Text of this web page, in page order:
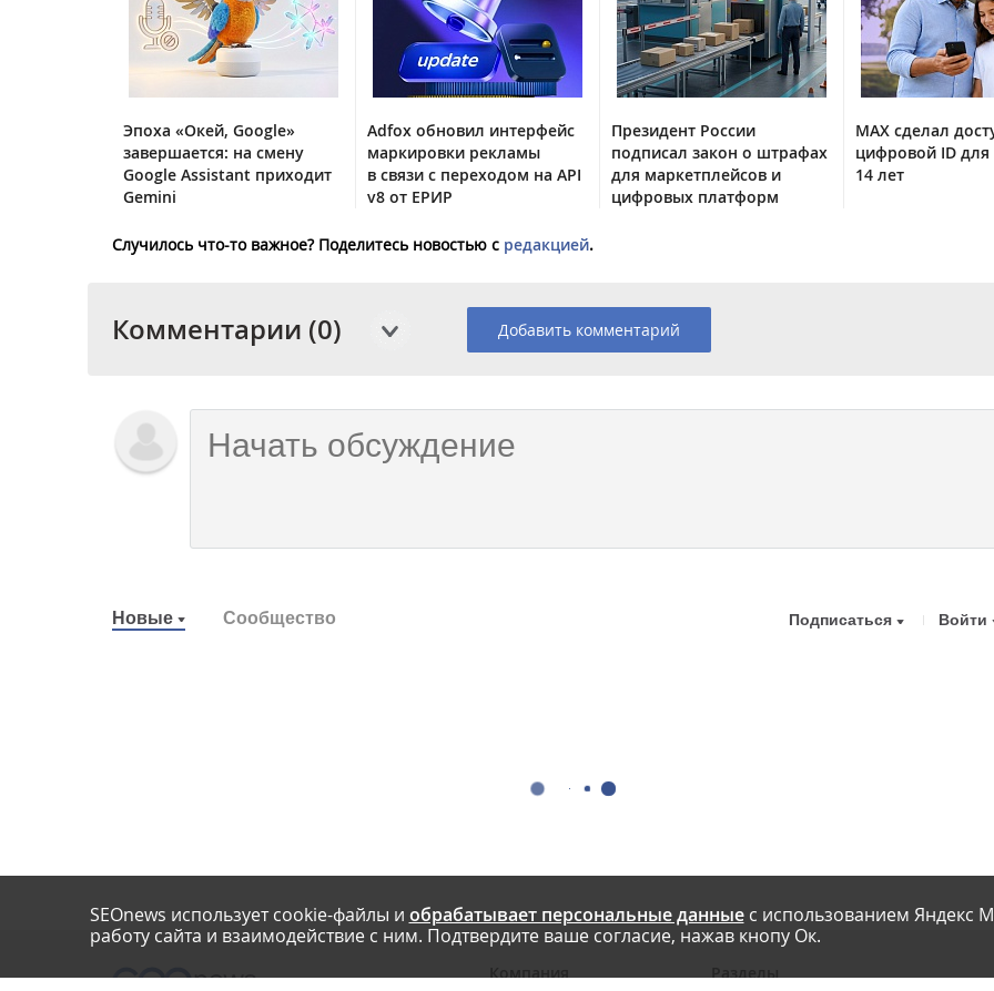
Эпоха «Окей, Google»
завершается: на смену
Google Assistant приходит
Gemini
Adfox обновил интерфейс
маркировки рекламы
в связи с переходом на API
v8 от ЕРИР
Президент России
подписал закон о штрафах
для маркетплейсов и
цифровых платформ
MAX сделал
цифровой ID для
14 лет
Случилось что-то важное? Поделитесь новостью с редакцией.
Комментарии (0) Добавить комментарий
Новые Сообщество Подписаться Войти
SEOnews использует cookie-файлы и обрабатывает персональные данныес использованием Яндекс
работу сайта и взаимодействие с ним. Подтвердите ваше согласие, нажав кнопу Ок.